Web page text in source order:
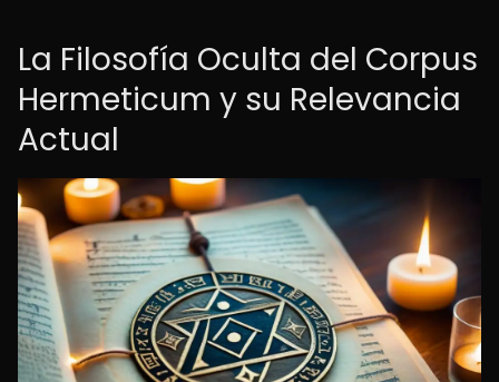
La Filosofía Oculta del Corpus
Hermeticum y su Relevancia
Actual